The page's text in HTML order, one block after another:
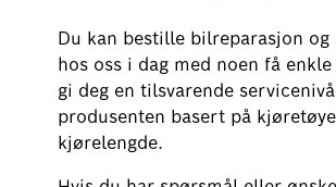
Du kan bestille bilreparasjon og
hos oss i dag med noen få
gi deg en tilsvarende
produsenten basert på
kjørelengde.